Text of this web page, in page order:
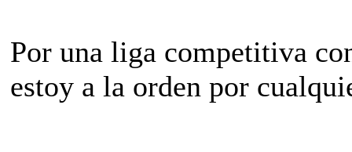
Por una liga competitiva
estoy a la orden por